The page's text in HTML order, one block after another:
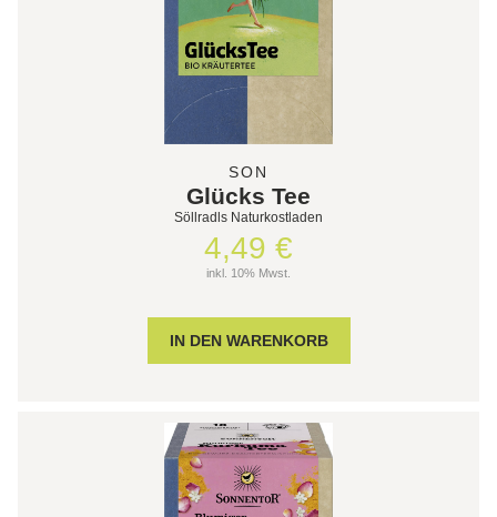
SON
Glücks Tee
Söllradls Naturkostladen
4,49 €
inkl. 10% Mwst.